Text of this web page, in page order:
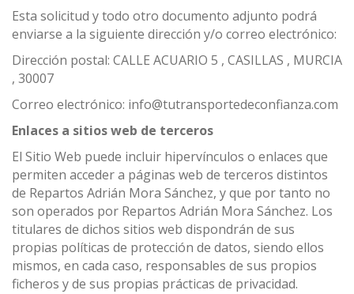
Esta solicitud y todo otro documento adjunto podrá
enviarse a la siguiente dirección y/o correo electrónico:
Dirección postal: CALLE ACUARIO 5 , CASILLAS , MURCIA
, 30007
Correo electrónico: info@tutransportedeconfianza.com
Enlaces a sitios web de terceros
El Sitio Web puede incluir hipervínculos o enlaces que
permiten acceder a páginas web de terceros distintos
de Repartos Adrián Mora Sánchez, y que por tanto no
son operados por Repartos Adrián Mora Sánchez. Los
titulares de dichos sitios web dispondrán de sus
propias políticas de protección de datos, siendo ellos
mismos, en cada caso, responsables de sus propios
ficheros y de sus propias prácticas de privacidad.